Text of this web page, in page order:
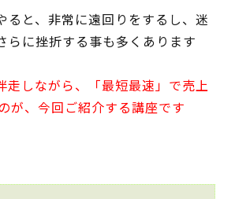
ると、非常に遠回りをするし、迷
らに挫折する事も多くあります
走しながら、「最短最速」で売上
が、今回ご紹介する講座です